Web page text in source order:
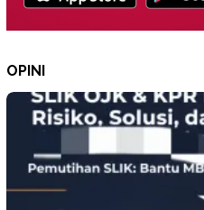
OPINI